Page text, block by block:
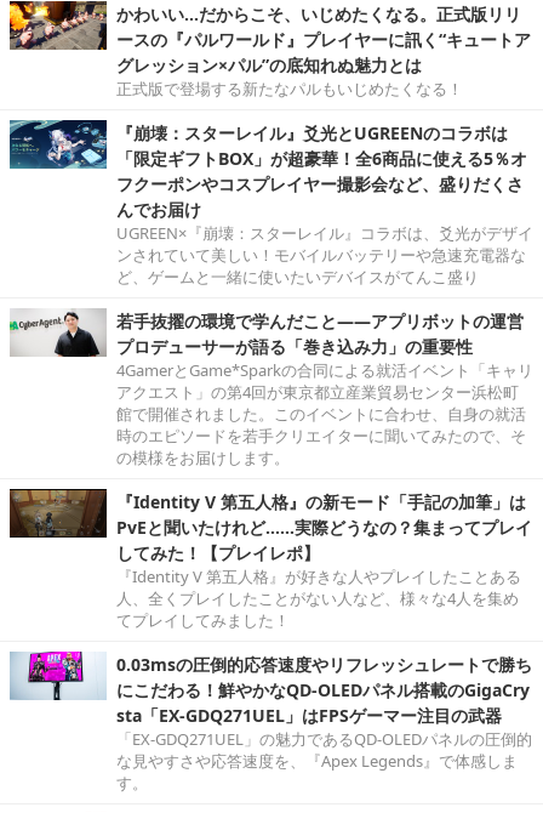
かわいい…だからこそ、いじめたくなる。正式版リリ
ースの『パルワールド』プレイヤーに訊く“キュートア
グレッション×パル”の底知れぬ魅力とは
正式版で登場する新たなパルもいじめたくなる！
『崩壊：スターレイル』爻光とUGREENのコラボは
「限定ギフトBOX」が超豪華！全6商品に使える5％オ
フクーポンやコスプレイヤー撮影会など、盛りだくさ
んでお届け
UGREEN×『崩壊：スターレイル』コラボは、爻光がデザイ
ンされていて美しい！モバイルバッテリーや急速充電器な
ど、ゲームと一緒に使いたいデバイスがてんこ盛り
若手抜擢の環境で学んだこと――アプリボットの運営
プロデューサーが語る「巻き込み力」の重要性
4GamerとGame*Sparkの合同による就活イベント「キャリ
アクエスト」の第4回が東京都立産業貿易センター浜松町
館で開催されました。このイベントに合わせ、自身の就活
時のエピソードを若手クリエイターに聞いてみたので、そ
の模様をお届けします。
『Identity V 第五人格』の新モード「手記の加筆」は
PvEと聞いたけれど……実際どうなの？集まってプレイ
してみた！【プレイレポ】
『Identity V 第五人格』が好きな人やプレイしたことある
人、全くプレイしたことがない人など、様々な4人を集め
てプレイしてみました！
0.03msの圧倒的応答速度やリフレッシュレートで勝ち
にこだわる！鮮やかなQD-OLEDパネル搭載のGigaCry
sta「EX-GDQ271UEL」はFPSゲーマー注目の武器
「EX-GDQ271UEL」の魅力であるQD-OLEDパネルの圧倒的
な見やすさや応答速度を、『Apex Legends』で体感しま
す。